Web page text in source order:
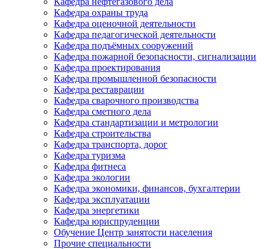
Кафедра охраны труда
Кафедра оценочной деятельности
Кафедра педагогической деятельности
Кафедра подъёмных сооружений
Кафедра пожарной безопасности, сигнализации
Кафедра проектирования
Кафедра промышленной безопасности
Кафедра реставрации
Кафедра сварочного производства
Кафедра сметного дела
Кафедра стандартизации и метрологии
Кафедра строительства
Кафедра транспорта, дорог
Кафедра туризма
Кафедра фитнеса
Кафедра экологии
Кафедра экономики, финансов, бухгалтерии
Кафедра эксплуатации
Кафедра энергетики
Кафедра юриспруденции
Обучение Центр занятости населения
Прочие специальности